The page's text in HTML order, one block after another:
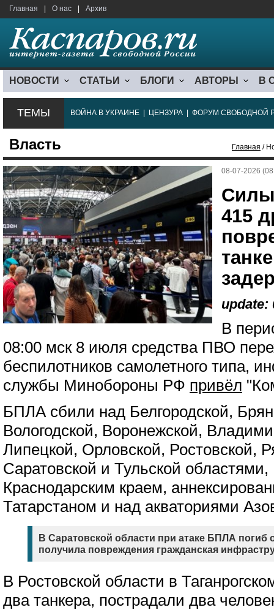
Главная О нас Архив
НОВОСТИ СТАТЬИ БЛОГИ АВТОРЫ В
ТЕМЫ ВОЙНА В УКРАИНЕ ЦЕНЗУРА ФОРУМ СВОБОДНОЙ
Власть Главная /
08-07-2026
415
update:
В
08:00 мск 8 июля средства ПВО
беспилотников самолетного типа,
службы Минобороны РФ привёл
БПЛА сбили над Белгородской,
Вологодской, Воронежской,
Липецкой, Орловской, Ростовской,
Саратовской и Тульской
Краснодарским краем,
Татарстаном и над акваториями
В Саратовской области при атаке БПЛА
получила повреждения гражданская
В Ростовской области в
два танкера, пострадали два